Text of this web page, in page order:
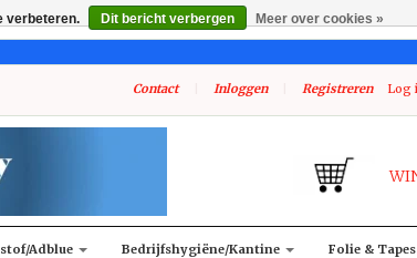
Contact Inloggen Registreren Log
adblue Bedrijfshygiëne/kantine Folie & Tapes
verbeteren. Dit bericht verbergen Meer over cookies »